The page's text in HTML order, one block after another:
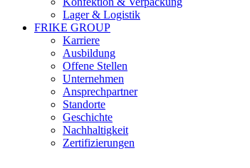
Lager & Logistik
FRIKE GROUP
Karriere
Ausbildung
Offene Stellen
Unternehmen
Ansprechpartner
Standorte
Geschichte
Nachhaltigkeit
Zertifizierungen